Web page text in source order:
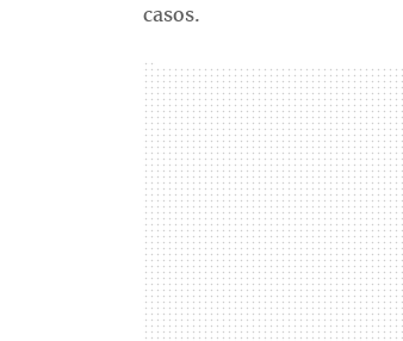
casos.